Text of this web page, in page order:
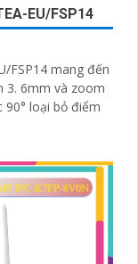
EU/FSP14
FSP14 mang đến
3. 6mm và zoom